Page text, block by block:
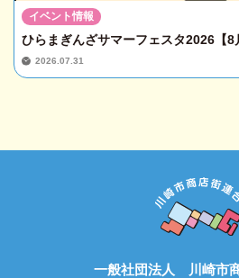
ひらまぎんざサマーフェスタ2026【
2026.07.31
イベント情報
一般社団法人 川崎市